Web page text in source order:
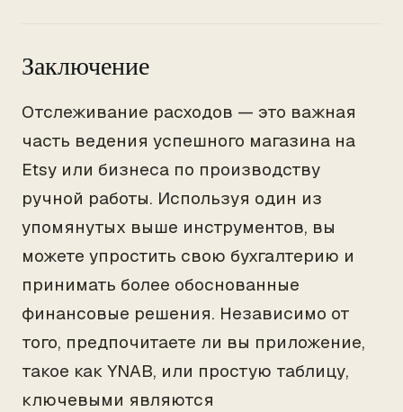
Заключение
Отслеживание расходов — это важная
часть ведения успешного магазина на
Etsy или бизнеса по производству
ручной работы. Используя один из
упомянутых выше инструментов, вы
можете упростить свою бухгалтерию и
принимать более обоснованные
финансовые решения. Независимо от
того, предпочитаете ли вы приложение,
такое как YNAB, или простую таблицу,
ключевыми являются